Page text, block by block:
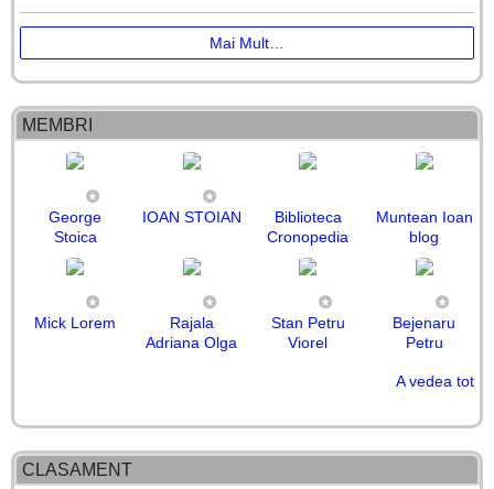
Mai Mult…
MEMBRI
George
Stoica
IOAN STOIAN
Biblioteca
Cronopedia
Muntean Ioan
blog
Mick Lorem
Rajala
Adriana Olga
Stan Petru
Viorel
Bejenaru
Petru
ORMAN
PANTILIE
Sperling Mirabela Cristina Cri
Cazan
Camelia
Mihai Enache
CARACAS
MIRCEA
Mihai Katin
Victor Bivolu
Sorin
Bălășcău
Ana-Codruta
Ursu
Danila
Romica
Ion Petcu
Teodora
Stoica-Ti:
A vedea tot
CLASAMENT